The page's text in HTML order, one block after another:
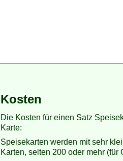
Kosten
Die Kosten für einen Satz
Karte:
Speisekarten werden mit sehr
Karten, selten 200 oder mehr